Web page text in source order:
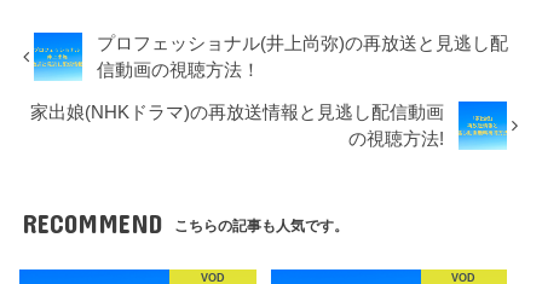
プロフェッショナル(井上尚弥)の再放送と見逃し配
信動画の視聴方法！
家出娘(NHKドラマ)の再放送情報と見逃し配信動画
の視聴方法!
RECOMMEND こちらの記事も人気です。
VOD VOD